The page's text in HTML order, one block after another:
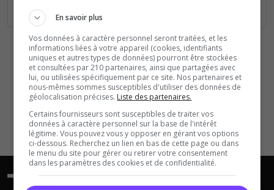
En savoir plus
Vos données à caractère personnel seront traitées, et les
informations liées à votre appareil (cookies, identifiants
uniques et autres types de données) pourront être stockées
et consultées par 210 partenaires, ainsi que partagées avec
lui, ou utilisées spécifiquement par ce site. Nos partenaires et
nous-mêmes sommes susceptibles d'utiliser des données de
géolocalisation précises. Liste des partenaires.
Certains fournisseurs sont susceptibles de traiter vos
données à caractère personnel sur la base de l'intérêt
légitime. Vous pouvez vous y opposer en gérant vos options
ci-dessous. Recherchez un lien en bas de cette page ou dans
le menu du site pour gérer ou retirer votre consentement
dans les paramètres des cookies et de confidentialité.